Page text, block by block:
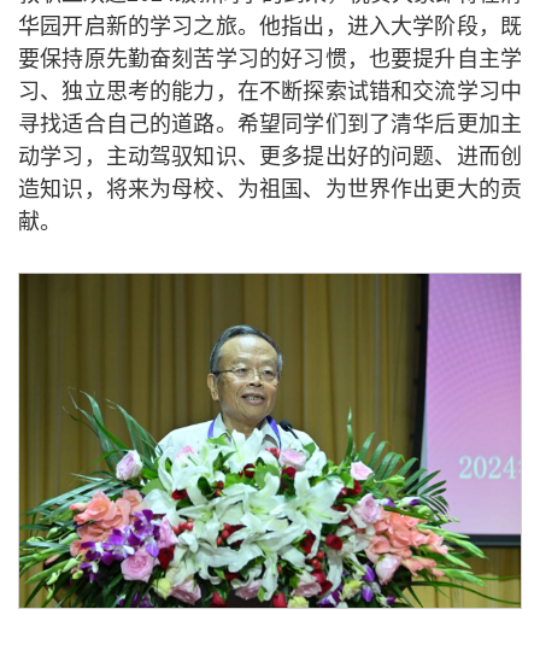
华园开启新的学习之旅。他指出，进入大学阶段，既
要保持原先勤奋刻苦学习的好习惯，也要提升自主学
习、独立思考的能力，在不断探索试错和交流学习中
寻找适合自己的道路。希望同学们到了清华后更加主
动学习，主动驾驭知识、更多提出好的问题、进而创
造知识，将来为母校、为祖国、为世界作出更大的贡
献。